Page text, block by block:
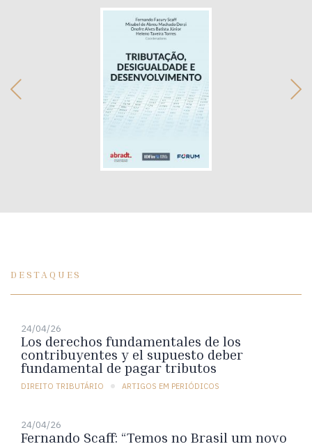
DESTAQUES
24/04/26
Los derechos fundamentales de los
contribuyentes y el supuesto deber
fundamental de pagar tributos
DIREITO TRIBUTÁRIO ARTIGOS EM PERIÓDICOS
24/04/26
Fernando Scaff: “Temos no Brasil um novo